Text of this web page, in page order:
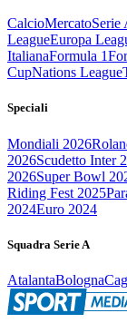
CalcioMercatoSerie
LeagueEuropa
ItalianaFormula 1
CupNations League
Speciali
Mondiali 2026
2026Scudetto Inter
2026Super Bowl
Riding Fest 2025
2024Euro 2024
Squadra Serie A
AtalantaBologna